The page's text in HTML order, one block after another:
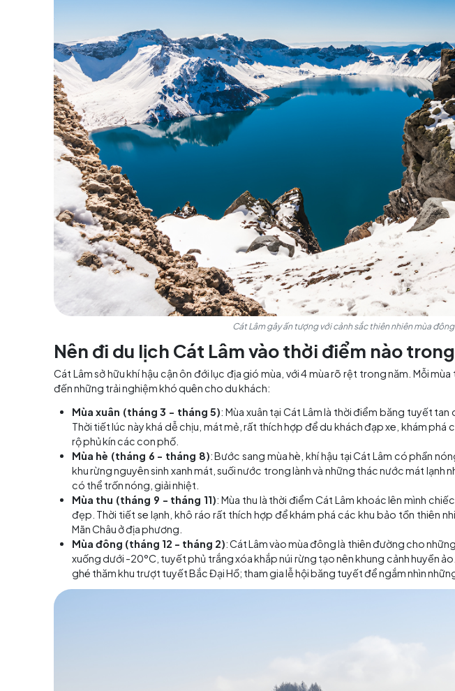
Cát Lâm gây ấn tượng với cảnh sắc
Nên đi du lịch Cát Lâm vào thời điểm
Cát Lâm sở hữu khí hậu cận ôn đới lục địa gió mùa, với 4 mùa rõ rệt
đến những trải nghiệm khó quên cho du khách:
: Mùa xuân tại Cát Lâm là thời
: Bước sang mùa hè, khí hậu tại Cát